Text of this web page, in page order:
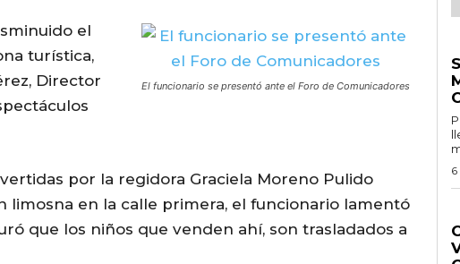
El funcionario se presentó ante el Foro de Comunicadores
el
turística,
Director
por la regidora Graciela Moreno Pulido
limosna en la calle primera, el funcionario lamentó
que los niños que venden ahí, son trasladados a